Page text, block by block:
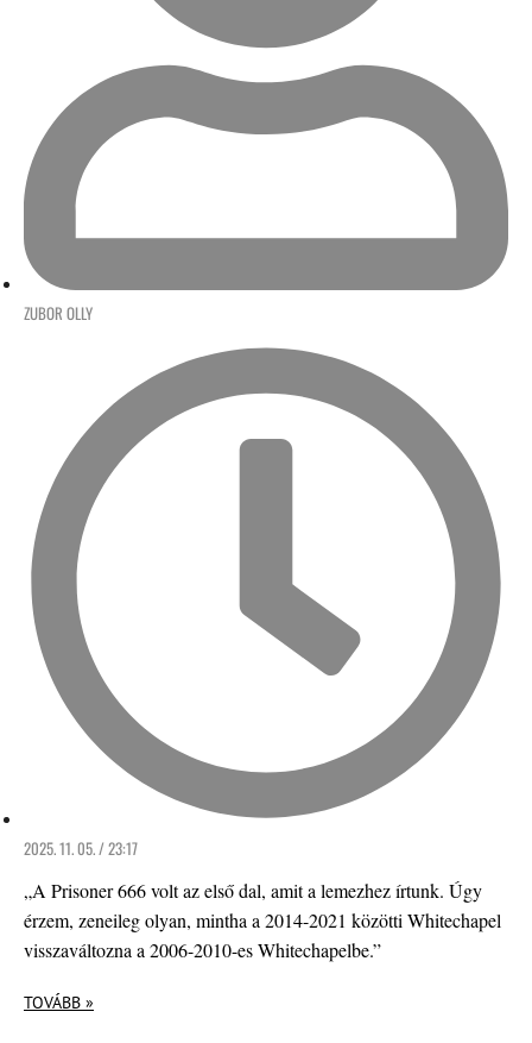
ZUBOR OLLY
2025. 11. 05. / 23:17
„A Prisoner 666 volt az első dal, amit a lemezhez írtunk. Úgy
érzem, zeneileg olyan, mintha a 2014-2021 közötti Whitechapel
visszaváltozna a 2006-2010-es Whitechapelbe.”
TOVÁBB »